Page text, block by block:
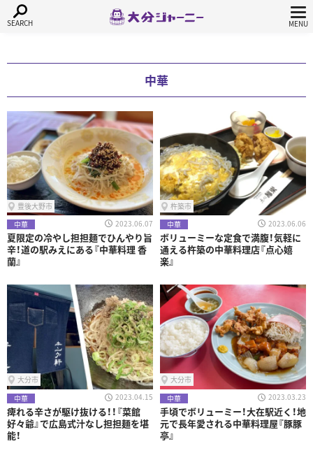
中華
豊後大野市
中華
2023.06.07
夏限定の冷やし担担麺でひんやり旨
辛！道の駅みえにある『中華料理 香
蘭』
杵築市
中華
2023.06.06
ボリューミーな定食で満腹！気軽に
通える杵築の中華料理店『点心嬉
楽』
大分市
中華
2023.04.15
痺れる辛さが駆け抜ける！！『菜館
好々爺』で広島式汁なし担担麺を堪
能！
大分市
中華
2023.03.23
手頃でボリューミー！大在駅近く！地
元で長年愛される中華料理屋『豚豚
亭』